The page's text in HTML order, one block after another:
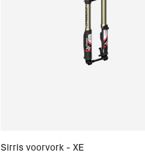
Sirris voorvork - XE